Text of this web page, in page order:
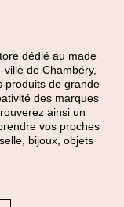
dédié au made
de Chambéry,
produits de grande
des marques
ainsi un
vos proches
bijoux, objets